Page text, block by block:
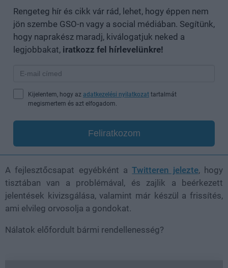
Rengeteg hír és cikk vár rád, lehet, hogy éppen nem
jön szembe GSO-n vagy a social médiában. Segítünk,
hogy naprakész maradj, kiválogatjuk neked a
legjobbakat, iratkozz fel hírlevelünkre!
Kijelentem, hogy az adatkezelési nyilatkozat tartalmát
megismertem és azt elfogadom.
Feliratkozom
A fejlesztőcsapat egyébként aTwitteren jelezte, hogy
tisztában van a problémával, és zajlik a beérkezett
jelentések kivizsgálása, valamint már készül a frissítés,
ami elvileg orvosolja a gondokat.
Nálatok előfordult bármi rendellenesség?